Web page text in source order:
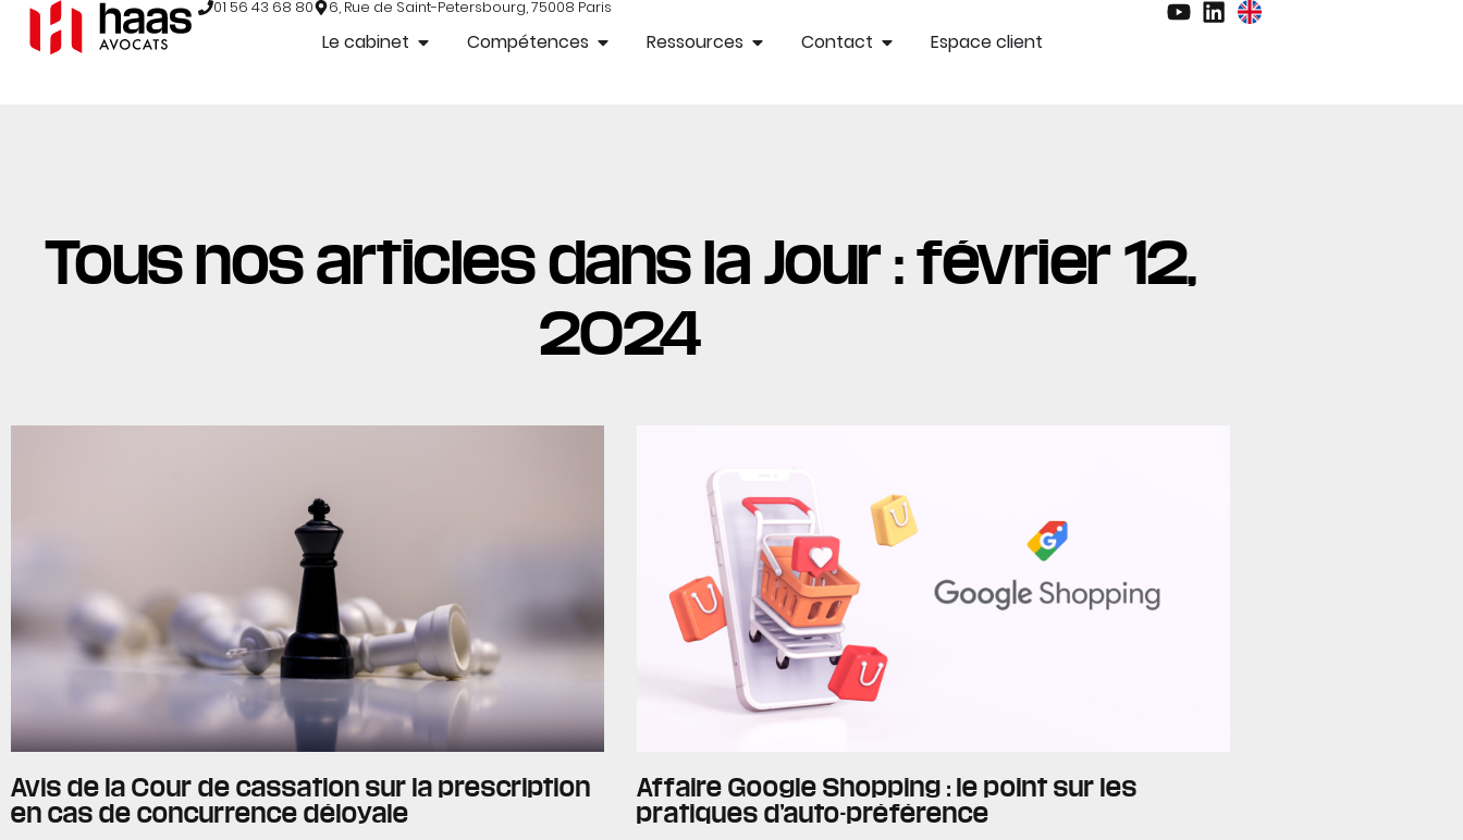
01 56 43 68 80 6, Rue de Saint-Petersbourg, 75008 Paris
Le cabinet Compétences Ressources Contact Espace client
Tous nos articles dans la Jour : février 12,
2024
Avis de la Cour de cassation sur la prescription
en cas de concurrence déloyale
Affaire Google Shopping : le point sur les
pratiques d’auto-préférence